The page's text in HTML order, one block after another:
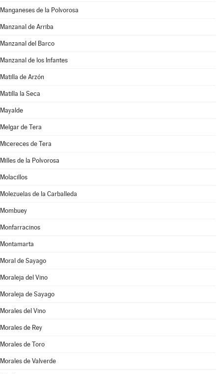
Manganeses de la Polvorosa
Manzanal de Arriba
Manzanal del Barco
Manzanal de los Infantes
Matilla de Arzón
Matilla la Seca
Mayalde
Melgar de Tera
Micereces de Tera
Milles de la Polvorosa
Molacillos
Molezuelas de la Carballeda
Mombuey
Monfarracinos
Montamarta
Moral de Sayago
Moraleja del Vino
Moraleja de Sayago
Morales del Vino
Morales de Rey
Morales de Toro
Morales de Valverde